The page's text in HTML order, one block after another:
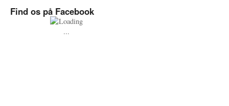
Find os på Facebook